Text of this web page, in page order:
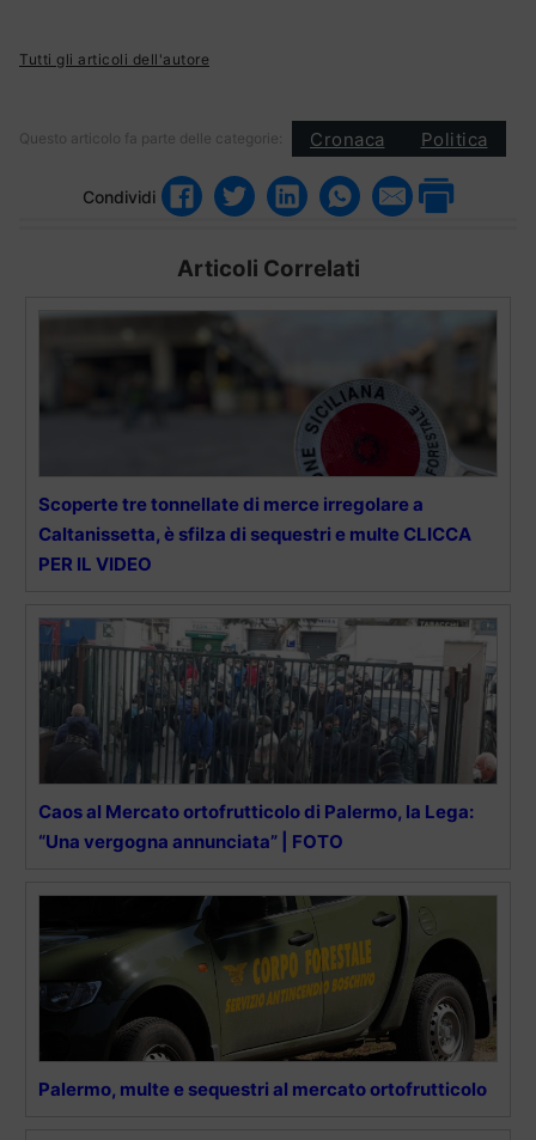
Tutti gli articoli dell'autore
Questo articolo fa parte delle categorie: Cronaca Politica
Condividi
Articoli Correlati
Scoperte tre tonnellate di merce irregolare a
Caltanissetta, è sfilza di sequestri e multe CLICCA
PER IL VIDEO
Caos al Mercato ortofrutticolo di Palermo, la Lega:
“Una vergogna annunciata” | FOTO
Palermo, multe e sequestri al mercato ortofrutticolo